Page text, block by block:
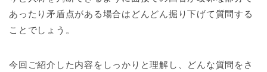
あったり矛盾点がある場合はどんどん掘り下げて質問する
ことでしょう。
今回ご紹介した内容をしっかりと理解し、どんな質問をさ